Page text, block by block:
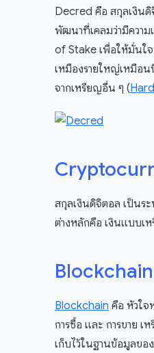
Decred คือ สกุลเงิน
พัฒนาที่เคลมว่ามีควา
of Stake เพื่อให้มั่นใ
เหมืองรายใหญ่เหมือ
จากเหรียญอื่น ๆ (
สกุลเงินดิจิตอล เป็นร
ต่างหลักคือ เงินแบบเ
Blockchain
Blockchain คือ หัวใจ
การซื้อ และ การขาย
เก็บไว้ในฐานข้อมูลขอ